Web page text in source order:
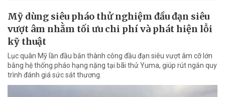
Mỹ dùng siêu pháo thử nghiệm đầu đạn siêu
vượt âm nhằm tối ưu chi phí và phát hiện lỗi
kỹ thuật
Lục quân Mỹ lần đầu bắn thành công đầu đạn siêu vượt âm cỡ lớn
bằng hệ thống pháo hạng nặng tại bãi thử Yuma, giúp rút ngắn quy
trình đánh giá sức sát thương.